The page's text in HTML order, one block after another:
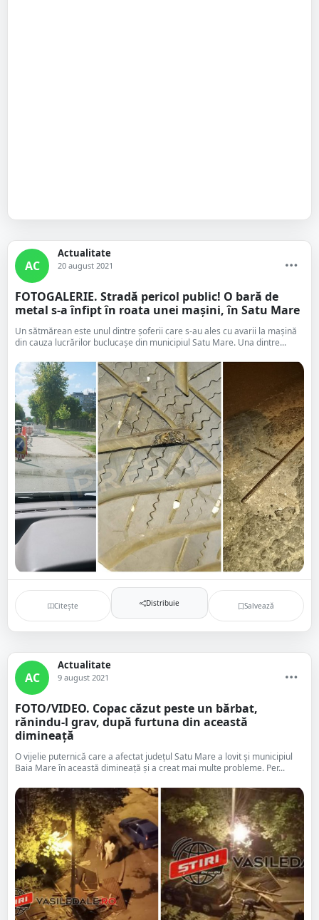
AC
Actualitate
20 august 2021
FOTOGALERIE. Stradă pericol public! O bară de
metal s-a înfipt în roata unei mașini, în Satu Mare
Un sătmărean este unul dintre șoferii care s-au ales cu avarii la mașină
din cauza lucrărilor buclucașe din municipiul Satu Mare. Una dintre...
Citește Distribuie Salvează
AC
Actualitate
9 august 2021
FOTO/VIDEO. Copac căzut peste un bărbat,
rănindu-l grav, după furtuna din această
dimineață
O vijelie puternică care a afectat județul Satu Mare a lovit și municipiul
Baia Mare în această dimineață și a creat mai multe probleme. Per...